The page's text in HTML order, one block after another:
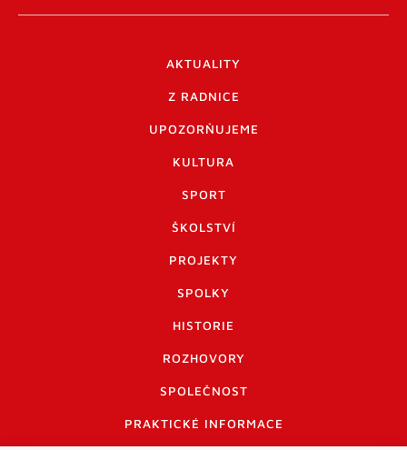
AKTUALITY
Z RADNICE
UPOZORŇUJEME
KULTURA
SPORT
ŠKOLSTVÍ
PROJEKTY
SPOLKY
HISTORIE
ROZHOVORY
SPOLEČNOST
PRAKTICKÉ INFORMACE